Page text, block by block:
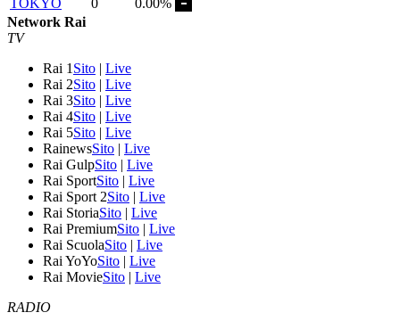
TOKYO
0
0.00%
Network Rai
TV
Rai 1 Sito | Live
Rai 2Sito | Live
Rai 3Sito | Live
Rai 4Sito | Live
Rai 5Sito | Live
RainewsSito | Live
Rai GulpSito | Live
Rai SportSito | Live
Rai Sport 2Sito | Live
Rai StoriaSito | Live
Rai PremiumSito | Live
Rai ScuolaSito | Live
Rai YoYoSito | Live
Rai MovieSito | Live
RADIO